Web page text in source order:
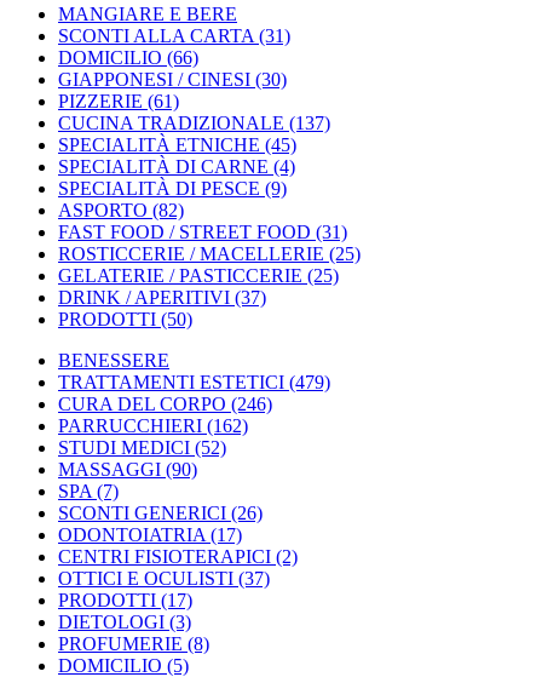
MANGIARE E BERE
SCONTI ALLA CARTA (31)
DOMICILIO (66)
GIAPPONESI / CINESI (30)
PIZZERIE (61)
CUCINA TRADIZIONALE (137)
SPECIALITÀ ETNICHE (45)
SPECIALITÀ DI CARNE (4)
SPECIALITÀ DI PESCE (9)
ASPORTO (82)
FAST FOOD / STREET FOOD (31)
ROSTICCERIE / MACELLERIE (25)
GELATERIE / PASTICCERIE (25)
DRINK / APERITIVI (37)
PRODOTTI (50)
BENESSERE
TRATTAMENTI ESTETICI (479)
CURA DEL CORPO (246)
PARRUCCHIERI (162)
STUDI MEDICI (52)
MASSAGGI (90)
SPA (7)
SCONTI GENERICI (26)
ODONTOIATRIA (17)
CENTRI FISIOTERAPICI (2)
OTTICI E OCULISTI (37)
PRODOTTI (17)
DIETOLOGI (3)
PROFUMERIE (8)
DOMICILIO (5)